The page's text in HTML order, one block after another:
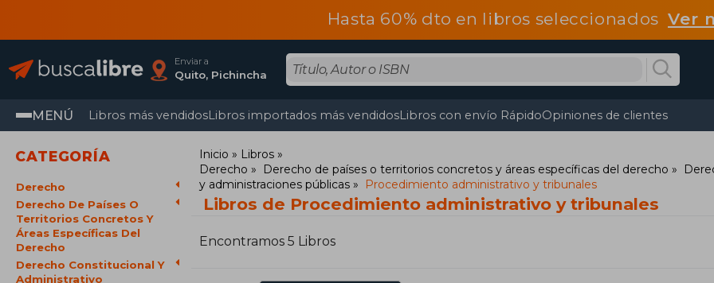
Hasta 60% dto en libros seleccionadosVer
Enviar a
Quito, Pichincha
MENÚ Libros más vendidosLibros importados más vendidosLibros con envío RápidoOpiniones de clientes
CATEGORÍA
Derecho
Derecho De Países O
Territorios Concretos Y
Áreas Específicas Del
Derecho
Derecho Constitucional Y
Administrativo
Inicio
Libros
Derecho
Derecho de países o territorios concretos y áreas específicas del derecho
y administraciones públicas
Procedimiento administrativo y tribunales
Libros de Procedimiento administrativo y tribunales
Encontramos 5 Libros